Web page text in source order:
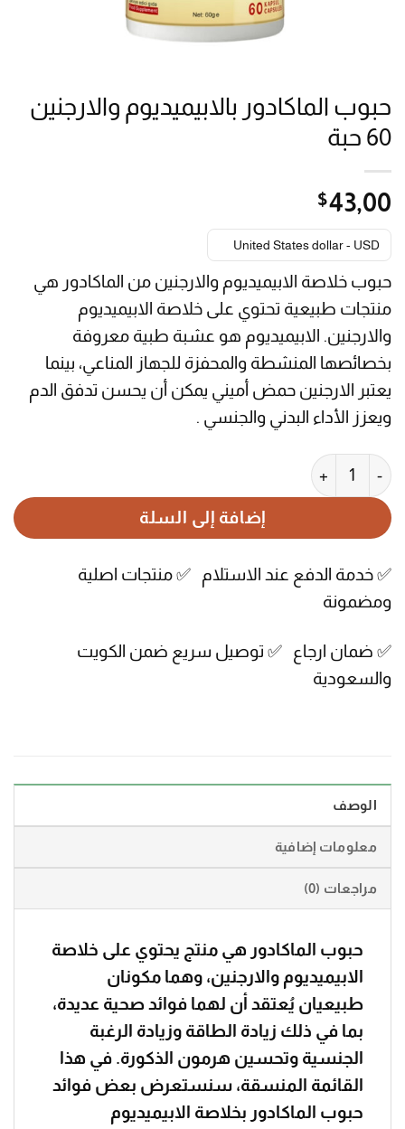
حبوب الماكادور بالابيميديوم والارجنين
60 حبة
$ 43٫00
United States dollar - USD
حبوب خلاصة الابيميديوم والارجنين من الماكادور هي
منتجات طبيعية تحتوي على خلاصة الابيميديوم
والارجنين. الابيميديوم هو عشبة طبية معروفة
بخصائصها المنشطة والمحفزة للجهاز المناعي، بينما
يعتبر الارجنين حمض أميني يمكن أن يحسن تدفق الدم
ويعزز الأداء البدني والجنسي .
كمية حبوب الماكادور بالابيميديوم والارجنين 60 حبة
إضافة إلى السلة
✅ خدمة الدفع عند الاستلام ✅ منتجات اصلية
ومضمونة
✅ ضمان ارجاع ✅ توصيل سريع ضمن الكويت
والسعودية
الوصف
معلومات إضافية
مراجعات (0)
حبوب الماكادور هي منتج يحتوي على خلاصة
الابيميديوم والارجنين، وهما مكونان
طبيعيان يُعتقد أن لهما فوائد صحية عديدة،
بما في ذلك زيادة الطاقة وزيادة الرغبة
الجنسية وتحسين هرمون الذكورة. في هذا
القائمة المنسقة، سنستعرض بعض فوائد
حبوب الماكادور بخلاصة الابيميديوم